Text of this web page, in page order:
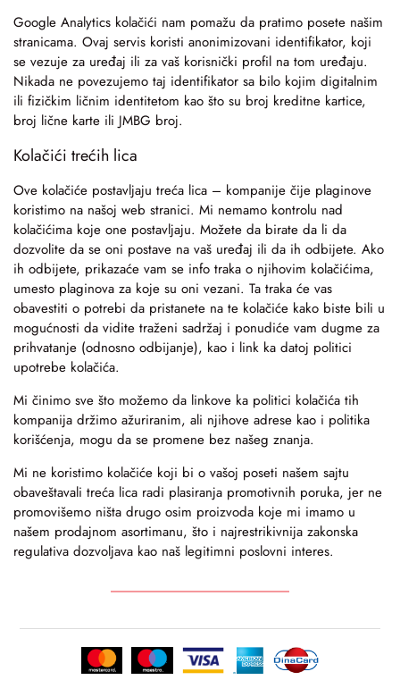
Google Analytics kolačići nam pomažu da pratimo posete našim
stranicama. Ovaj servis koristi anonimizovani identifikator, koji
se vezuje za uređaj ili za vaš korisnički profil na tom uređaju.
Nikada ne povezujemo taj identifikator sa bilo kojim digitalnim
ili fizičkim ličnim identitetom kao što su broj kreditne kartice,
broj lične karte ili JMBG broj.
Kolačići trećih lica
Ove kolačiće postavljaju treća lica – kompanije čije plaginove
koristimo na našoj web stranici. Mi nemamo kontrolu nad
kolačićima koje one postavljaju. Možete da birate da li da
dozvolite da se oni postave na vaš uređaj ili da ih odbijete. Ako
ih odbijete, prikazaće vam se info traka o njihovim kolačićima,
umesto plaginova za koje su oni vezani. Ta traka će vas
obavestiti o potrebi da pristanete na te kolačiće kako biste bili u
mogućnosti da vidite traženi sadržaj i ponudiće vam dugme za
prihvatanje (odnosno odbijanje), kao i link ka datoj politici
upotrebe kolačića.
Mi činimo sve što možemo da linkove ka politici kolačića tih
kompanija držimo ažuriranim, ali njihove adrese kao i politika
korišćenja, mogu da se promene bez našeg znanja.
Mi ne koristimo kolačiće koji bi o vašoj poseti našem sajtu
obaveštavali treća lica radi plasiranja promotivnih poruka, jer ne
promovišemo ništa drugo osim proizvoda koje mi imamo u
našem prodajnom asortimanu, što i najrestrikivnija zakonska
regulativa dozvoljava kao naš legitimni poslovni interes.